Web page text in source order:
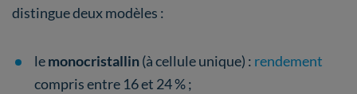
distingue deux modèles :
lemonocristallin(à cellule unique) : rendement
compris entre 16 et 24 % ;